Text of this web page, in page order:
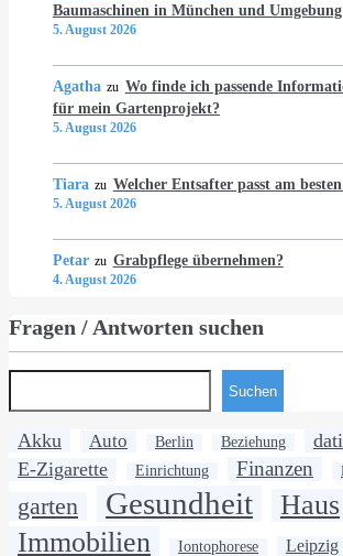
Baumaschinen in München und Umgebung
5. August 2026
Agatha zu Wo finde ich passende
für mein Gartenprojekt?
5. August 2026
Tiara zu Welcher Entsafter passt am
5. August 2026
Petar zu Grabpflege übernehmen?
4. August 2026
Fragen / Antworten suchen
Suchen
Akku Auto Berlin Beziehung
E-Zigarette
Einrichtung Finanzen
garten Gesundheit Haus
Immobilien Iontophorese Leipzig